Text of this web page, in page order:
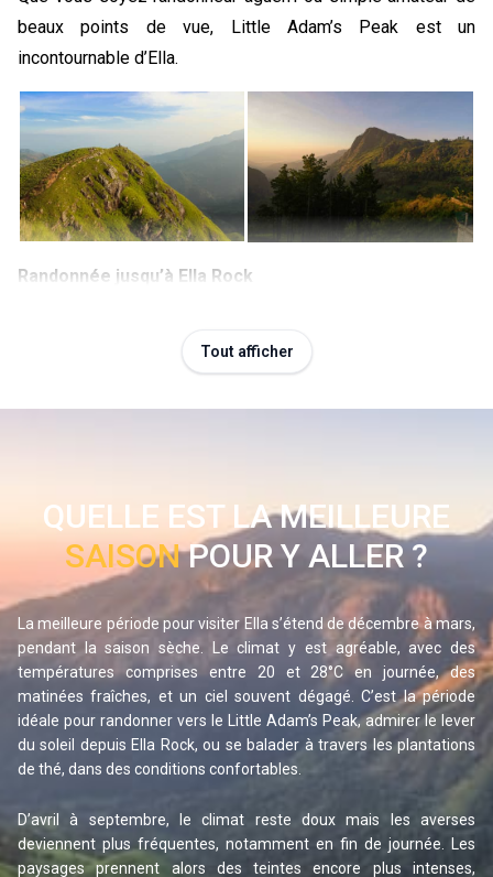
beaux points de vue, Little Adam’s Peak est un
incontournable d’Ella.
Randonnée jusqu’à Ella Rock
plus sauvage que celle de Little Adam’s Peak, cette marche
suivre pendant un moment, traversant des petits ponts et
longeant des plantations de thé paisibles. Puis, il sera
temps de bifurquer vers la forêt, où le chemin grimpe
progressivement à travers une végétation plus dense. La
montée peut être physique par moments, surtout si le
terrain est humide, mais elle reste accessible avec de
bonnes chaussures et un peu de motivation.
Au sommet, la récompense est à la hauteur de l’effort : une
vue époustouflante sur les vallées, les montagnes, les
lentement sur les crêtes. L’ambiance est calme et invite à
la contemplation. Vous pourrez vous poser, savourer un
Tout afficher
QUELLE EST LA MEILLEURE
SAISONPOUR Y ALLER ?
La meilleure période pour visiter Ella s’étend de décembre à mars,
pendant la saison sèche. Le climat y est agréable, avec des
températures comprises entre 20 et 28°C en journée, des
matinées fraîches, et un ciel souvent dégagé. C’est la période
idéale pour randonner vers le Little Adam’s Peak, admirer le lever
du soleil depuis Ella Rock, ou se balader à travers les plantations
de thé, dans des conditions confortables.
D’avril à septembre, le climat reste doux mais les averses
deviennent plus fréquentes, notamment en fin de journée. Les
paysages prennent alors des teintes encore plus intenses,